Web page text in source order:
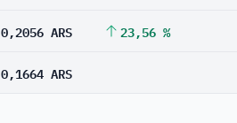
0,2056 ARS 23,56 %
0,1664 ARS